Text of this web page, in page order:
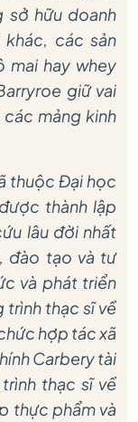
sở hữu doanh
các sản
mai hay whey
giữ vai
mảng kinh
thuộc Đại học
thành lập
lâu đời nhất
đào tạo và tư
và phát triển
trình thạc sĩ về
hợp tác xã
Carbery tài
thạc sĩ về
thực phẩm và